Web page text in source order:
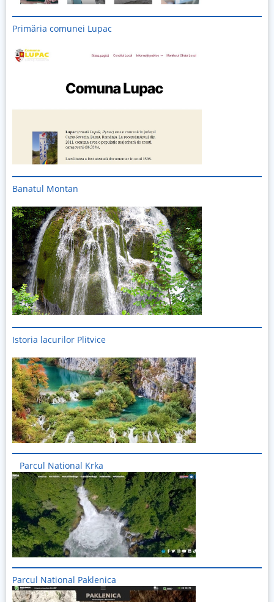
Primăria comunei Lupac
Banatul Montan
Istoria lacurilor Plitvice
Imagine
Parcul National Krka
Imagine
Parcul National Paklenica
Imagine